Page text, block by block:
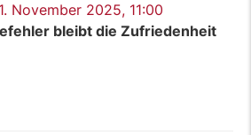
November 2025, 11:00
bleibt die Zufriedenheit